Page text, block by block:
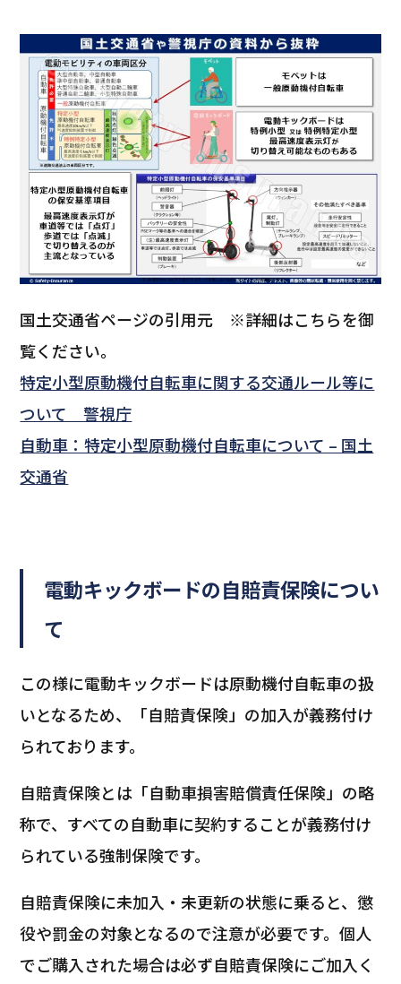
国土交通省ページの引用元 ※詳細はこちらを御
覧ください。
特定小型原動機付自転車に関する交通ルール等に
ついて 警視庁
自動車：特定小型原動機付自転車について – 国土
交通省
電動キックボードの自賠責保険につい
て
この様に電動キックボードは原動機付自転車の扱
いとなるため、「自賠責保険」の加入が義務付け
られております。
自賠責保険とは「自動車損害賠償責任保険」の略
称で、すべての自動車に契約することが義務付け
られている強制保険です。
自賠責保険に未加入・未更新の状態に乗ると、懲
役や罰金の対象となるので注意が必要です。個人
でご購入された場合は必ず自賠責保険にご加入く